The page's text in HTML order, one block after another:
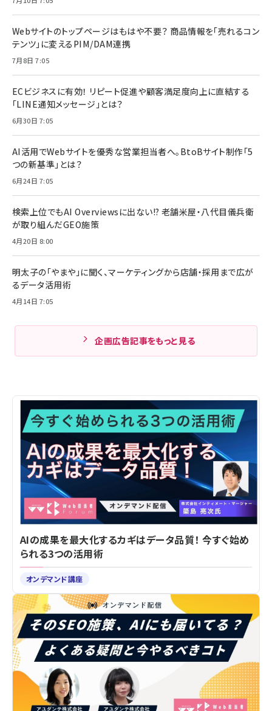
Webサイトのトップページはもはや不要？ 商品情報を「売れるコン
テンツ」に変えるPIM/DAM連携
7月8日 7:05
ECビジネスに有効！ リピート促進や顧客満足度向上に直結する
「LINE通知メッセージ」とは？
6月30日 7:05
AI活用でWebサイトを優秀な営業担当者へ。BtoBサイト制作「5
つの新基準」とは？
6月24日 7:05
検索上位でもAI Overviewsに出ない!? 老舗米屋・八代目儀兵衛
が取り組んだGEO施策
4月20日 8:00
明太子の「やまや」に聞く、マーケティングから店舗・採用まで広が
るデータ活用術
4月14日 7:05
企画広告記事をもっと見る
AIの成果を最大化するカギはデータ品質！ 今すぐ始め
られる3つの活用術
オンデマンド講座